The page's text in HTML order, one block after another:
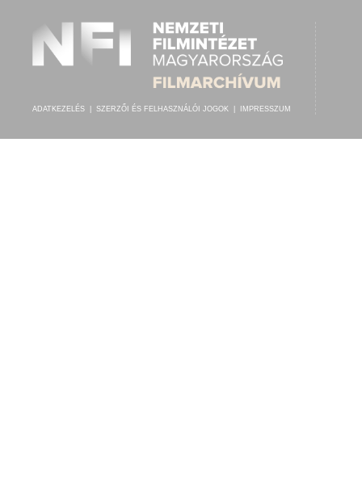
ADATKEZELÉS SZERZŐI ÉS FELHASZNÁLÓI JOGOK IMPRESSZUM